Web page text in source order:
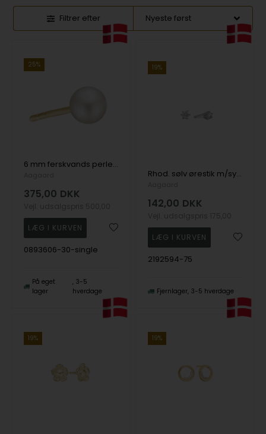
Filtrer efter
25%
6 mm ferskvands perleørestik med 8 karat stik, 1 stk
375,00 DKK
0893606-30-single
På eget
lager
3-5
hverdage
19%
Rhod. sølv ørestik m/sy.zirconia 4,5mm, fra aagaard
142,00 DKK
2192594-75
Fjernlager 3-5 hverdage
19% 19%